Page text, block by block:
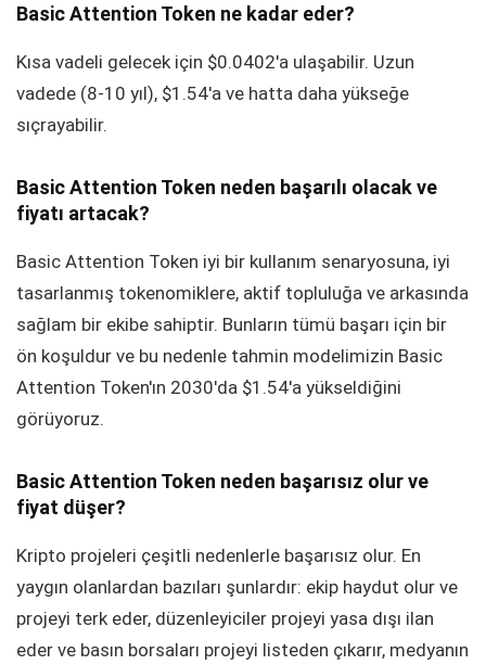
Basic Attention Token ne kadar eder?
Kısa vadeli gelecek için $0.0402'a ulaşabilir. Uzun
vadede (8-10 yıl), $1.54'a ve hatta daha yükseğe
sıçrayabilir.
Basic Attention Token neden başarılı olacak ve
fiyatı artacak?
Basic Attention Token iyi bir kullanım senaryosuna, iyi
tasarlanmış tokenomiklere, aktif topluluğa ve arkasında
sağlam bir ekibe sahiptir. Bunların tümü başarı için bir
ön koşuldur ve bu nedenle tahmin modelimizin Basic
Attention Token'ın 2030'da $1.54'a yükseldiğini
görüyoruz.
Basic Attention Token neden başarısız olur ve
fiyat düşer?
Kripto projeleri çeşitli nedenlerle başarısız olur. En
yaygın olanlardan bazıları şunlardır: ekip haydut olur ve
projeyi terk eder, düzenleyiciler projeyi yasa dışı ilan
eder ve basın borsaları projeyi listeden çıkarır, medyanın